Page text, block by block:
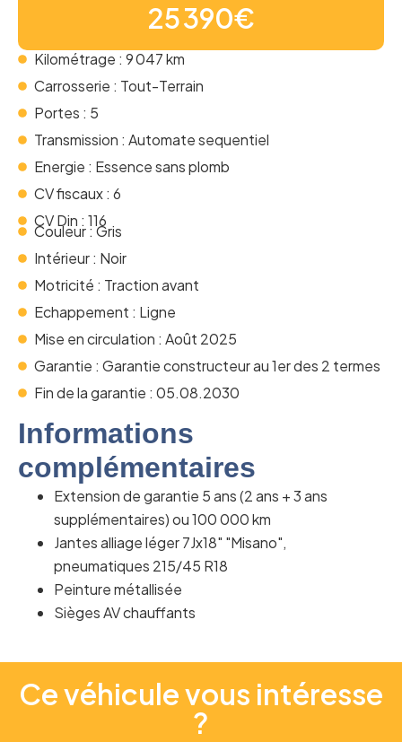
25 390€
Kilométrage : 9 047 km
Carrosserie : Tout-Terrain
Portes : 5
Transmission : Automate sequentiel
Energie : Essence sans plomb
CV fiscaux : 6
CV Din : 116
Couleur : Gris
Intérieur : Noir
Motricité : Traction avant
Echappement : Ligne
Mise en circulation : Août 2025
Garantie : Garantie constructeur au 1er des 2 termes
Fin de la garantie : 05.08.2030
Informations
complémentaires
Extension de garantie 5 ans (2 ans + 3 ans
supplémentaires) ou 100 000 km
Jantes alliage léger 7Jx18" "Misano",
pneumatiques 215/45 R18
Peinture métallisée
Sièges AV chauffants
Ce véhicule vous intéresse
?